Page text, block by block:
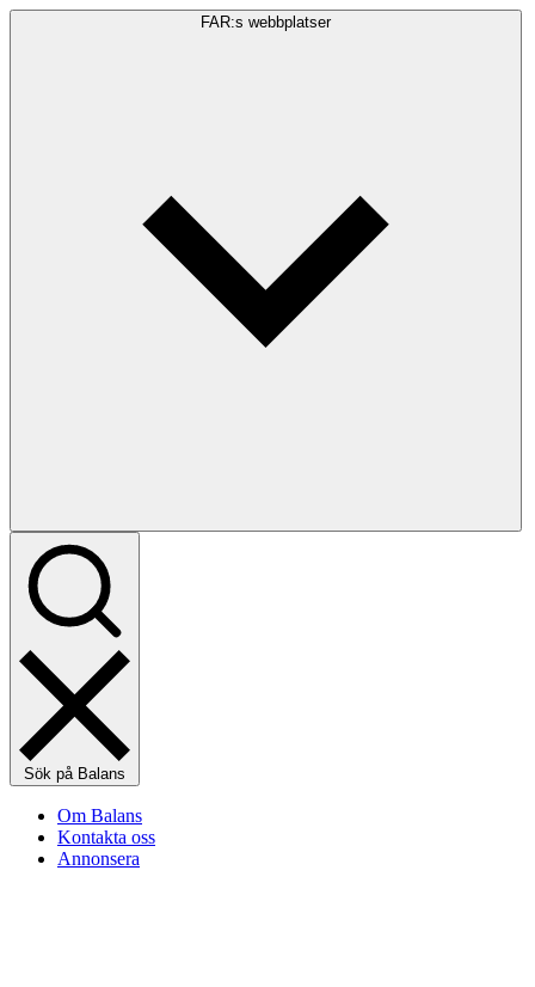
FAR:s webbplatser
Sök på Balans
Om Balans
Kontakta oss
Annonsera